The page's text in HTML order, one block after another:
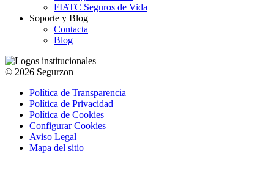
FIATC Seguros de Vida
Soporte y Blog
Contacta
Blog
© 2026 Segurzon
Política de Transparencia
Política de Privacidad
Política de Cookies
Configurar Cookies
Aviso Legal
Mapa del sitio